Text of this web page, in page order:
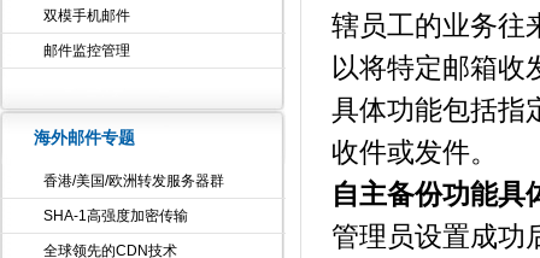
双模手机邮件
邮件监控管理
海外邮件专题
香港/美国/欧洲转发服务器群
SHA-1高强度加密传输
全球领先的CDN技术
辖员工的业务往
以将特定邮箱收
具体功能包括指
收件或发件。
自主备份功能具
管理员设置成功